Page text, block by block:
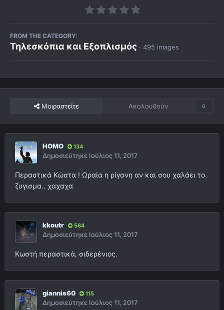
FROM THE CATEGORY:
Τηλεσκόπια και Εξοπλισμός · 495 images
Μοιραστείτε Ακολουθούν 0
HOMO 134
Δημοσιεύτηκε Ιούλιος 11, 2017
Περαστικά Κώστα ! Ωραία η ρίγανη αν και σου χαλάει το
ζυγισμα.. χαχαχα
kkoutr 584
Δημοσιεύτηκε Ιούλιος 11, 2017
Κωστή περαστικά, σιδερένιος.
giannis60 115
Δημοσιεύτηκε Ιούλιος 11, 2017